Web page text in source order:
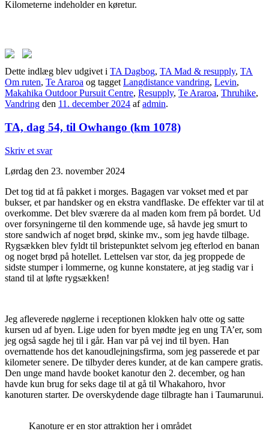
Kilometerne indeholder en køretur.
Dette indlæg blev udgivet i TA Dagbog, TA Mad & resupply, TA
Om ruten, Te Araroa og tagget Langdistance vandring, Levin,
Makahika Outdoor Pursuit Centre, Resupply, Te Araroa, Thruhike,
Vandring den 11. december 2024 afadmin.
TA, dag 54, til Owhango (km 1078)
Skriv et svar
Lørdag den 23. november 2024
Det tog tid at få pakket i morges. Bagagen var vokset med et par
bukser, et par handsker og en ekstra vandflaske. De effekter var til at
overkomme. Det blev sværere da al maden kom frem på bordet. Ud
over forsyningerne til den kommende uge, så havde jeg smurt to
store sandwich af noget brød, skinke mv., som jeg havde tilbage.
Rygsækken blev fyldt til bristepunktet selvom jeg efterlod en banan
og noget brød på hotellet. Lettelsen var stor, da jeg proppede de
sidste stumper i lommerne, og kunne konstatere, at jeg stadig var i
stand til at løfte rygsækken!
Jeg afleverede nøglerne i receptionen klokken halv otte og satte
kursen ud af byen. Lige uden for byen mødte jeg en ung TA’er, som
jeg også sagde hej til i går. Han var på vej ind til byen. Han
overnattende hos det kanoudlejningsfirma, som jeg passerede et par
kilometer senere. De tilbyder deres kunder, at de kan campere gratis.
Den unge mand havde booket kanotur den 2. december, og han
havde kun brug for seks dage til at gå til Whakahoro, hvor
kanoturen starter. De overskydende dage tilbragte han i Taumarunui.
Kanoture er en stor attraktion her i området